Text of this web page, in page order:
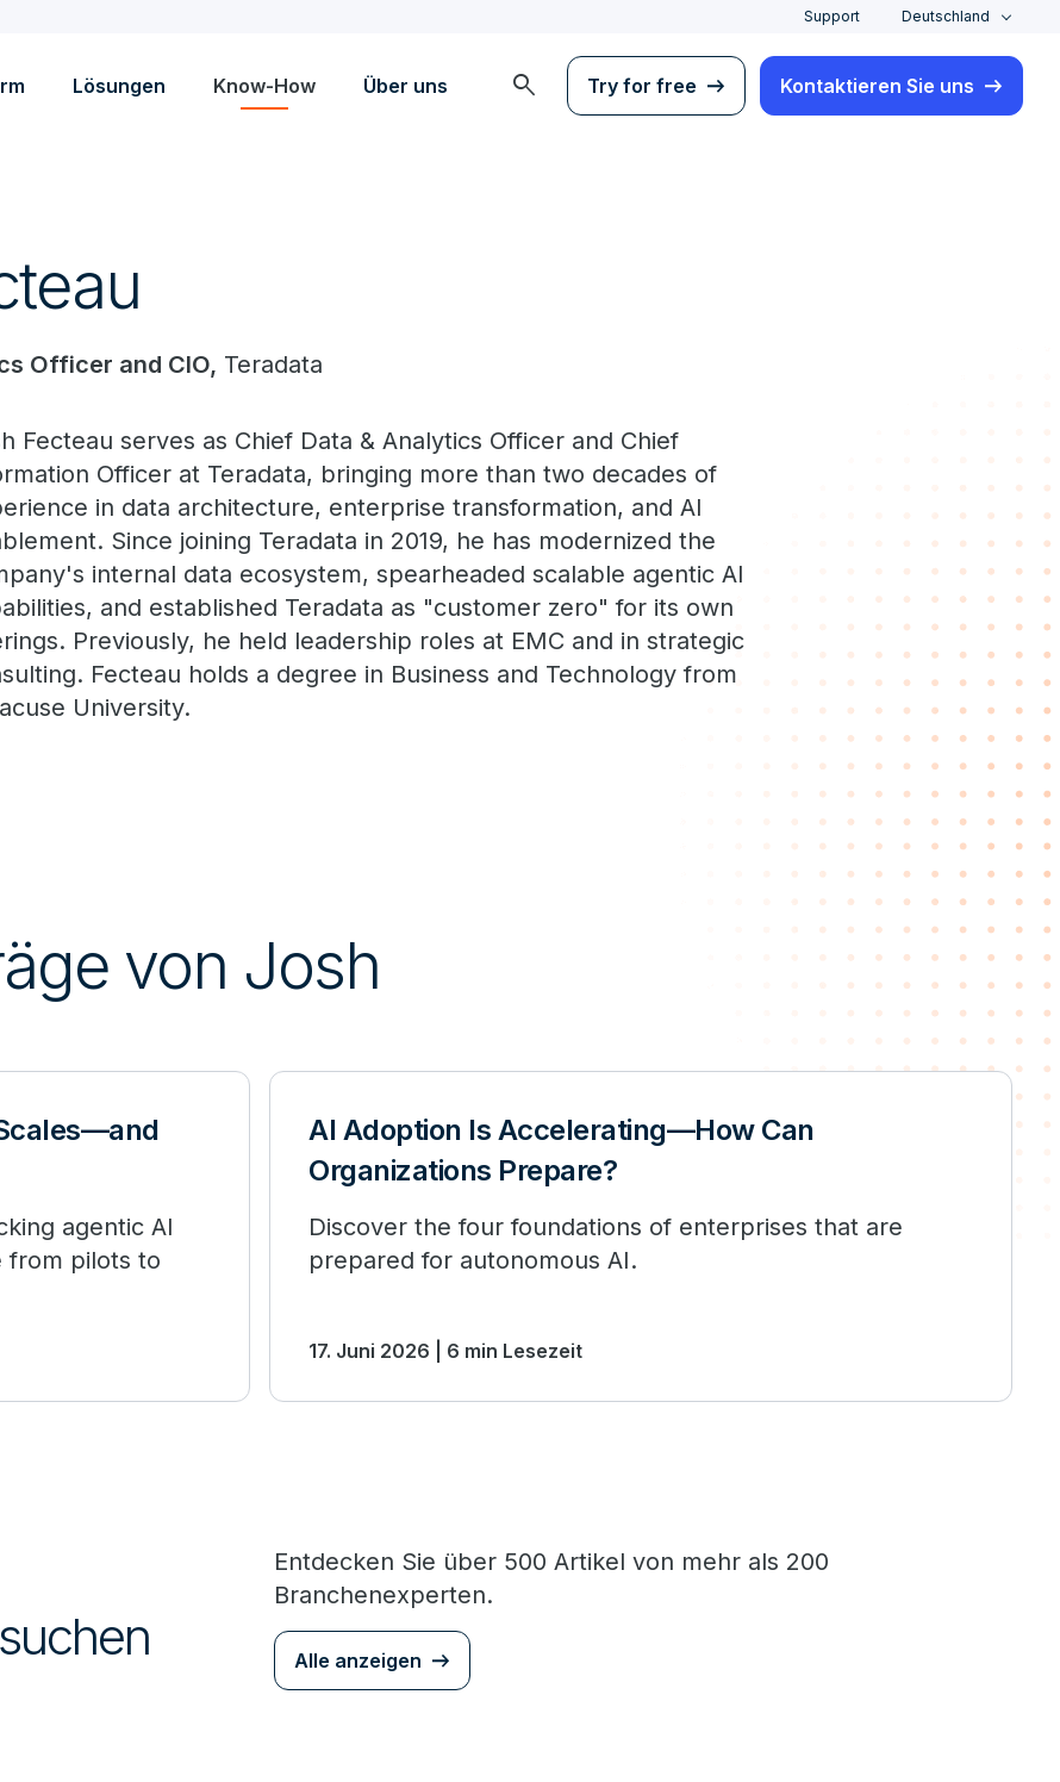
Support Deutschland
Lösungen Know-How Über uns search Try for free Kontaktieren Sie uns
Officer and CIO, Teradata
Fecteau serves as Chief Data & Analytics Officer and Chief
Officer at Teradata, bringing more than two decades of
in data architecture, enterprise transformation, and AI
Since joining Teradata in 2019, he has modernized the
internal data ecosystem, spearheaded scalable agentic AI
and established Teradata as "customer zero" for its own
Previously, he held leadership roles at EMC and in strategic
Fecteau holds a degree in Business and Technology from
University.
von Josh
agentic AI
from pilots to
AI Adoption Is Accelerating—How Can
Organizations Prepare?
Discover the four foundations of enterprises that are
prepared for autonomous AI.
17. Juni 2026 | 6 min Lesezeit
Entdecken Sie über 500 Artikel von mehr als 200
Branchenexperten.
Alle anzeigen